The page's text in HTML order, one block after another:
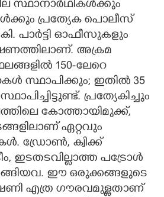
സ്ഥാനാർഥികൾക്കും
പ്രത്യേക പൊലീസ്
പാർട്ടി ഓഫീസുകളും
അക്രമ
150-ലേറെ
സ്ഥാപിക്കും; ഇതിൽ 35
പ്രത്യേകിച്ചും
കോത്തായിമുക്ക്,
ഏറ്റവും
ഡ്രോൺ, ക്വിക്ക്
പട്രോൾ
ഈ ഒരുക്കങ്ങളുടെ
എത്ര ഗൗരവമുള്ളതാണ്